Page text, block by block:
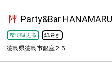
Party&Bar HANAMARU
席で吸える 紙巻き
徳島県徳島市銀座２５